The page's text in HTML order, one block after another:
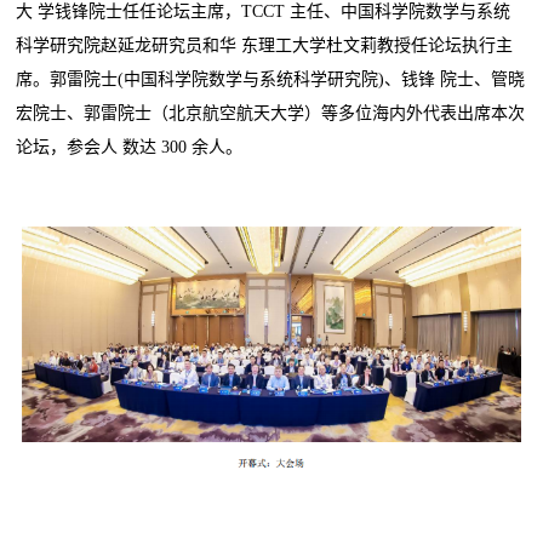
大 学钱锋院士任任论坛主席，TCCT 主任、中国科学院数学与系统
科学研究院赵延龙研究员和华 东理工大学杜文莉教授任论坛执行主
席。郭雷院士(中国科学院数学与系统科学研究院)、钱锋 院士、管晓
宏院士、郭雷院士（北京航空航天大学）等多位海内外代表出席本次
论坛，参会人 数达 300 余人。